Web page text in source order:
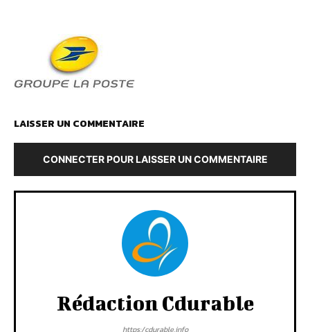
LAISSER UN COMMENTAIRE
CONNECTER POUR LAISSER UN COMMENTAIRE
Rédaction Cdurable
https:/cdurable.info